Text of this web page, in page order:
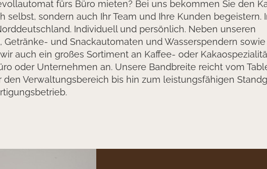
fürs Büro mieten? Bei uns bekommen Sie den
selbst, sondern auch Ihr Team und Ihre Kunden begeistern.
Individuell und persönlich. Neben unseren
Getränke- und Snackautomaten und Wasserspendern
auch ein großes Sortiment an Kaffee- oder
oder Unternehmen an. Unsere Bandbreite reicht vom
den Verwaltungsbereich bis hin zum leistungsfähigen